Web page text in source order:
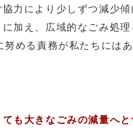
力により少しずつ減少
加え、広域的なごみ処理
める責務が私たちにはあ
も大きなごみの減量へと